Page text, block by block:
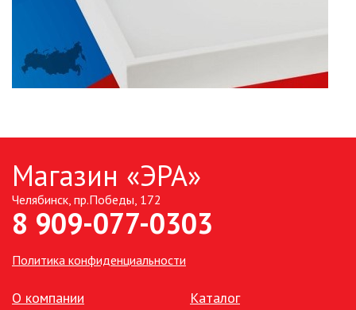
ДЕЛИТЕЛИ
СЕТЕВЫЕ ФИЛЬТРЫ, СИЛОВЫЕ
СИСТЕМЫ ПОЛИВА
СТАБИЛИЗАТОРЫ НАПРЯЖЕНИЯ
ТОЧЕЧНЫЕ СВЕТИЛЬНИКИ
УЛИЧНОЕ ОСВЕЩЕНИЕ НА
Магазин «ЭРА»
Челябинск, пр.Победы, 172
8 909-077-0303
Политика конфиденциальности
О компании
Каталог